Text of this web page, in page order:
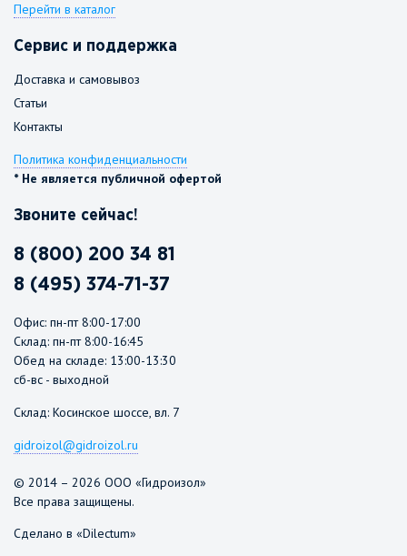
Перейти в каталог
Сервис и поддержка
Доставка и самовывоз
Статьи
Контакты
Политика конфиденциальности
* Не является публичной офертой
Звоните сейчас!
8 (800) 200 34 81
8 (495) 374-71-37
Офис: пн-пт 8:00-17:00
Склад: пн-пт 8:00-16:45
Обед на складе: 13:00-13:30
сб-вс - выходной
Склад: Косинское шоссе, вл. 7
gidroizol@gidroizol.ru
© 2014 – 2026 ООО «Гидроизол»
Все права защищены.
Сделано в «Dilectum»